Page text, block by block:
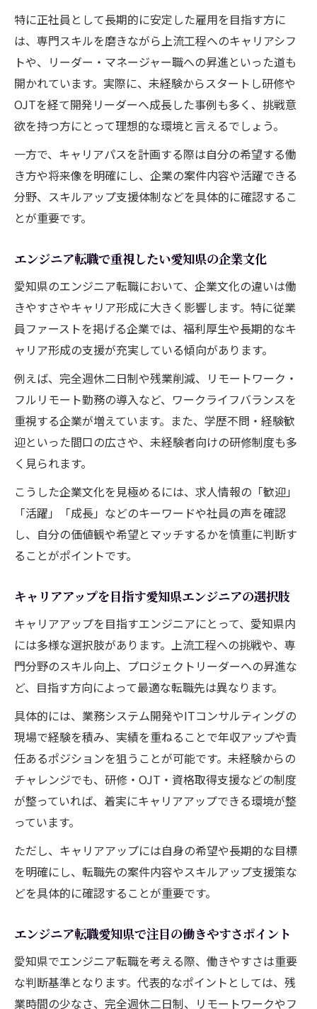
未経験エンジニアが選ぶ愛知県求人のポイ
ント
新卒や未経験者歓迎のエンジニア求人事情
柔軟な働き方を求めるなら愛知のエンジニアへ
愛知県エンジニアで叶えるリモートワーク
エンジニア転職愛知県が実現するワークラ
イフバランス
柔軟な働き方に強い愛知県エンジニア求人
エンジニア転職で選ぶ愛知県のフレックス
勤務事情
働きやすさを重視したエンジニア転職のメ
リット
注目集まる愛知県エンジニア求人の選び方
愛知県エンジニア求人の最新動向と選び方
ガイド
エンジニア転職愛知県で求人を比較検討す
るコツ
ランキング上位の愛知県エンジニア求人の
特徴
愛知県でエンジニア求人を探す際の注意点
転職活動で活用したいエンジニア求人サイ
トの選定法
職
愛知県でエンジニアが目指すキャリアアッ
プの道
転職で実現する愛知県エンジニアのスキル
アップ戦略
上流工程を目指す愛知県エンジニア転職の
秘訣
愛知県でエンジニア転職時に注目したいプ
ロジェクト
キャリアアップに役立つ愛知県エンジニア
求人の選び方
働きやすさ重視のエンジニア転職成功の秘訣
エンジニア転職で実現する愛知県の働きや
すさとは
方
福利厚生が充実した愛知県エンジニア転職
の選び方
特に正社員として長期的に安定した雇用を目指す方に
は、専門スキルを磨きながら上流工程へのキャリアシフ
トや、リーダー・マネージャー職への昇進といった道も
開かれています。実際に、未経験からスタートし研修や
OJTを経て開発リーダーへ成長した事例も多く、挑戦意
欲を持つ方にとって理想的な環境と言えるでしょう。
一方で、キャリアパスを計画する際は自分の希望する働
き方や将来像を明確にし、企業の案件内容や活躍できる
分野、スキルアップ支援体制などを具体的に確認するこ
とが重要です。
エンジニア転職で重視したい愛知県の企業文化
愛知県のエンジニア転職において、企業文化の違いは働
きやすさやキャリア形成に大きく影響します。特に従業
員ファーストを掲げる企業では、福利厚生や長期的なキ
ャリア形成の支援が充実している傾向があります。
例えば、完全週休二日制や残業削減、リモートワーク・
フルリモート勤務の導入など、ワークライフバランスを
重視する企業が増えています。また、学歴不問・経験歓
迎といった間口の広さや、未経験者向けの研修制度も多
く見られます。
こうした企業文化を見極めるには、求人情報の「歓迎」
「活躍」「成長」などのキーワードや社員の声を確認
し、自分の価値観や希望とマッチするかを慎重に判断す
ることがポイントです。
キャリアアップを目指す愛知県エンジニアの選択肢
キャリアアップを目指すエンジニアにとって、愛知県内
には多様な選択肢があります。上流工程への挑戦や、専
門分野のスキル向上、プロジェクトリーダーへの昇進な
ど、目指す方向によって最適な転職先は異なります。
具体的には、業務システム開発やITコンサルティングの
現場で経験を積み、実績を重ねることで年収アップや責
任あるポジションを狙うことが可能です。未経験からの
チャレンジでも、研修・OJT・資格取得支援などの制度
が整っていれば、着実にキャリアアップできる環境が整
っています。
ただし、キャリアアップには自身の希望や長期的な目標
を明確にし、転職先の案件内容やスキルアップ支援策な
どを具体的に確認することが重要です。
エンジニア転職愛知県で注目の働きやすさポイント
愛知県でエンジニア転職を考える際、働きやすさは重要
な判断基準となります。代表的なポイントとしては、残
業時間の少なさ、完全週休二日制、リモートワークやフ